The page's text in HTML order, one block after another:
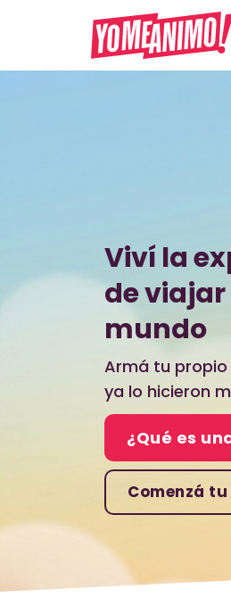
Viví la
de
mundo
Armá tu propio
ya lo hicieron
¿Qué es
Comenzá